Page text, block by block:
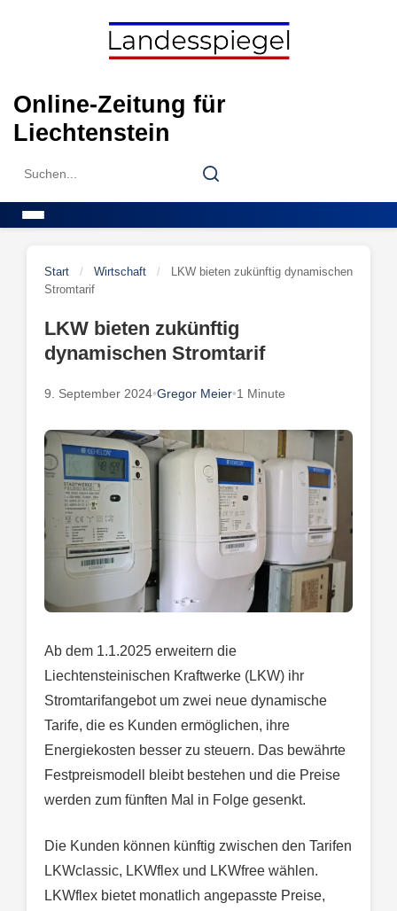
Online-Zeitung für
Liechtenstein
Search
Search
Start / Wirtschaft /
LKW bieten zukünftig dynamischen
Stromtarif
LKW bieten zukünftig
dynamischen Stromtarif
9. September 2024•Gregor Meier•1 Minute
Ab dem 1.1.2025 erweitern die
Liechtensteinischen Kraftwerke (LKW) ihr
Stromtarifangebot um zwei neue dynamische
Tarife, die es Kunden ermöglichen, ihre
Energiekosten besser zu steuern. Das bewährte
Festpreismodell bleibt bestehen und die Preise
werden zum fünften Mal in Folge gesenkt.
Die Kunden können künftig zwischen den Tarifen
LKWclassic, LKWflex und LKWfree wählen.
LKWflex bietet monatlich angepasste Preise,